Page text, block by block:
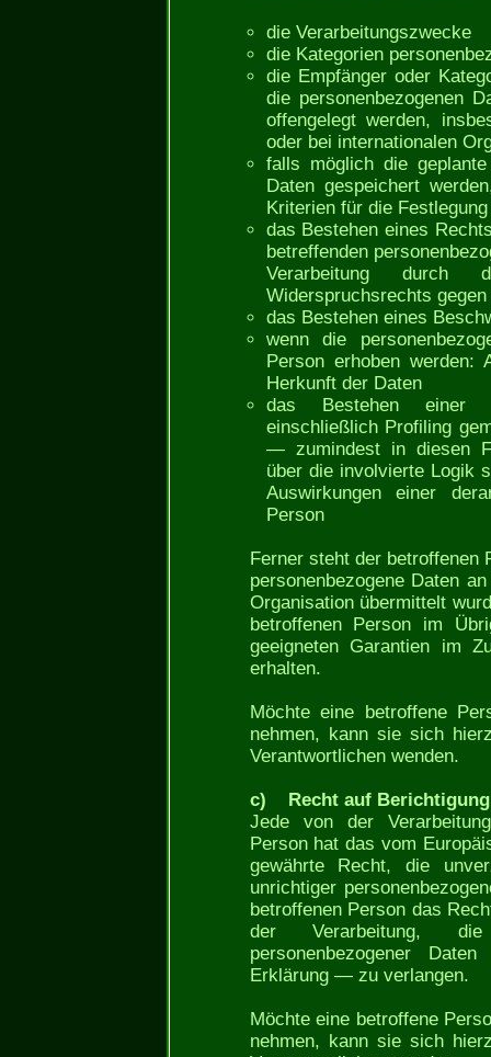
die Verarbeitungszwecke
die Kategorien
die Empfänger oder
die personenbezogenen
offengelegt werden,
oder bei internationalen
falls möglich die
Daten gespeichert
Kriterien für die
das Bestehen eines
betreffenden
Verarbeitung durch
Widerspruchsrechts
das Bestehen eines
wenn die
Person erhoben werden:
Herkunft der Daten
das Bestehen einer
einschließlich Profiling
— zumindest in diesen
über die involvierte Logik
Auswirkungen einer
Person
Ferner steht der betroffenen
personenbezogene Daten
Organisation übermittelt
betroffenen Person im
geeigneten Garantien im
erhalten.
Möchte eine betroffene
nehmen, kann sie sich
Verantwortlichen wenden.
c) Recht auf Berichtigung
Jede von der
Person hat das vom
gewährte Recht, die
unrichtiger
betroffenen Person das
der Verarbeitung, die
personenbezogener
Erklärung — zu verlangen.
Möchte eine betroffene
nehmen, kann sie sich